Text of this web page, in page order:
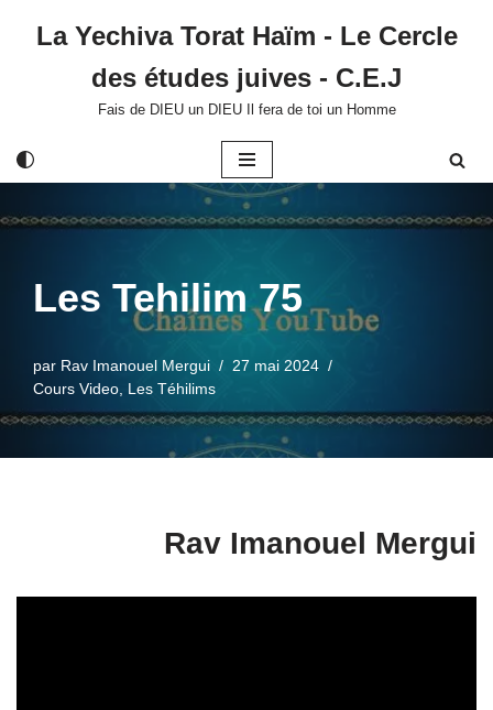
La Yechiva Torat Haïm - Le Cercle
des études juives - C.E.J
Fais de DIEU un DIEU Il fera de toi un Homme
Les Tehilim 75
par Rav Imanouel Mergui
27 mai 2024
Cours Video Les Téhilims
Rav Imanouel Mergui